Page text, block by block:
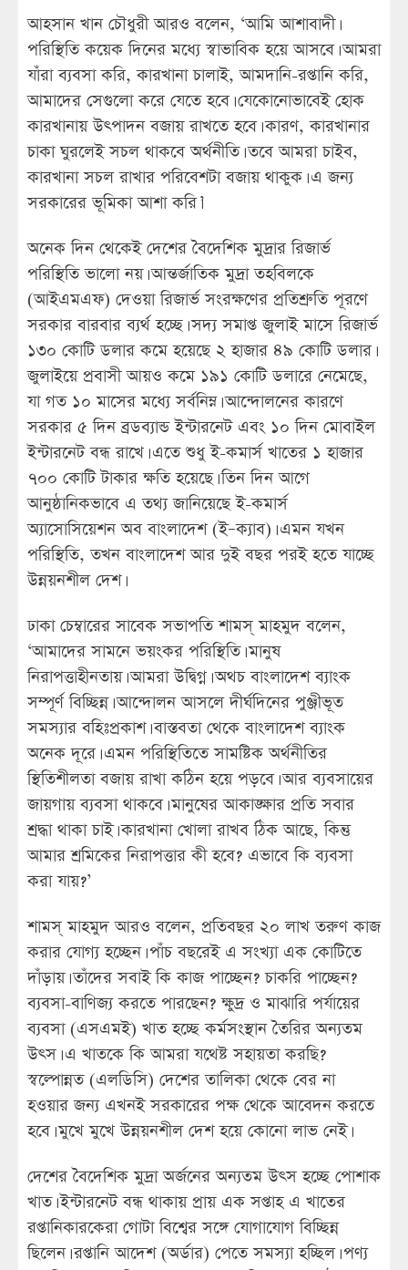
আহসান খান চৌধুরী আরও বলেন, ‘আমি আশাবাদী।
পরিস্থিতি কয়েক দিনের মধ্যে স্বাভাবিক হয়ে আসবে। আমরা
যাঁরা ব্যবসা করি, কারখানা চালাই, আমদানি-রপ্তানি করি,
আমাদের সেগুলো করে যেতে হবে। যেকোনোভাবেই হোক
কারখানায় উৎপাদন বজায় রাখতে হবে। কারণ, কারখানার
চাকা ঘুরলেই সচল থাকবে অর্থনীতি। তবে আমরা চাইব,
কারখানা সচল রাখার পরিবেশটা বজায় থাকুক। এ জন্য
সরকারের ভূমিকা আশা করি।’
অনেক দিন থেকেই দেশের বৈদেশিক মুদ্রার রিজার্ভ
পরিস্থিতি ভালো নয়। আন্তর্জাতিক মুদ্রা তহবিলকে
(আইএমএফ) দেওয়া রিজার্ভ সংরক্ষণের প্রতিশ্রুতি পূরণে
সরকার বারবার ব্যর্থ হচ্ছে। সদ্য সমাপ্ত জুলাই মাসে রিজার্ভ
১৩০ কোটি ডলার কমে হয়েছে ২ হাজার ৪৯ কোটি ডলার।
জুলাইয়ে প্রবাসী আয়ও কমে ১৯১ কোটি ডলারে নেমেছে,
যা গত ১০ মাসের মধ্যে সর্বনিম্ন। আন্দোলনের কারণে
সরকার ৫ দিন ব্রডব্যান্ড ইন্টারনেট এবং ১০ দিন মোবাইল
ইন্টারনেট বন্ধ রাখে। এতে শুধু ই-কমার্স খাতের ১ হাজার
৭০০ কোটি টাকার ক্ষতি হয়েছে। তিন দিন আগে
আনুষ্ঠানিকভাবে এ তথ্য জানিয়েছে ই-কমার্স
অ্যাসোসিয়েশন অব বাংলাদেশ (ই–ক্যাব)। এমন যখন
পরিস্থিতি, তখন বাংলাদেশ আর দুই বছর পরই হতে যাচ্ছে
উন্নয়নশীল দেশ।
ঢাকা চেম্বারের সাবেক সভাপতি শামস্ মাহমুদ বলেন,
‘আমাদের সামনে ভয়ংকর পরিস্থিতি। মানুষ
নিরাপত্তাহীনতায়। আমরা উদ্বিগ্ন। অথচ বাংলাদেশ ব্যাংক
সম্পূর্ণ বিচ্ছিন্ন। আন্দোলন আসলে দীর্ঘদিনের পুঞ্জীভূত
সমস্যার বহিঃপ্রকাশ। বাস্তবতা থেকে বাংলাদেশ ব্যাংক
অনেক দূরে। এমন পরিস্থিতিতে সামষ্টিক অর্থনীতির
স্থিতিশীলতা বজায় রাখা কঠিন হয়ে পড়বে। আর ব্যবসায়ের
জায়গায় ব্যবসা থাকবে। মানুষের আকাঙ্ক্ষার প্রতি সবার
শ্রদ্ধা থাকা চাই। কারখানা খোলা রাখব ঠিক আছে, কিন্তু
আমার শ্রমিকের নিরাপত্তার কী হবে? এভাবে কি ব্যবসা
করা যায়?’
শামস্ মাহমুদ আরও বলেন, প্রতিবছর ২০ লাখ তরুণ কাজ
করার যোগ্য হচ্ছেন। পাঁচ বছরেই এ সংখ্যা এক কোটিতে
দাঁড়ায়। তাঁদের সবাই কি কাজ পাচ্ছেন? চাকরি পাচ্ছেন?
ব্যবসা-বাণিজ্য করতে পারছেন? ক্ষুদ্র ও মাঝারি পর্যায়ের
ব্যবসা (এসএমই) খাত হচ্ছে কর্মসংস্থান তৈরির অন্যতম
উৎস। এ খাতকে কি আমরা যথেষ্ট সহায়তা করছি?
স্বল্পোন্নত (এলডিসি) দেশের তালিকা থেকে বের না
হওয়ার জন্য এখনই সরকারের পক্ষ থেকে আবেদন করতে
হবে। মুখে মুখে উন্নয়নশীল দেশ হয়ে কোনো লাভ নেই।
দেশের বৈদেশিক মুদ্রা অর্জনের অন্যতম উৎস হচ্ছে পোশাক
খাত। ইন্টারনেট বন্ধ থাকায় প্রায় এক সপ্তাহ এ খাতের
রপ্তানিকারকেরা গোটা বিশ্বের সঙ্গে যোগাযোগ বিচ্ছিন্ন
ছিলেন। রপ্তানি আদেশ (অর্ডার) পেতে সমস্যা হচ্ছিল। পণ্য